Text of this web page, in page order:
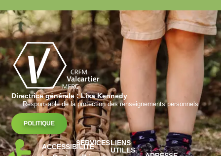
Directrice générale : Lisa Kennedy
Responsable de la protection des renseignements personnels
POLITIQUE
ACCESSIBILITÉ
SERVICESLIENS
UTILES